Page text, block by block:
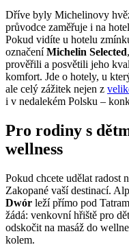
Dříve byly Michelinovy
průvodce zaměřuje i na
Pokud vidíte u hotelu
označení Michelin Selected
prověřili a posvětili jeho
komfort. Jde o hotely, u
ale celý zážitek nejen z
i v nedalekém Polsku –
Pro rodiny s
wellness
Pokud chcete udělat radost
Zakopané vaší destinací.
Dwór leží přímo pod
žádá: venkovní hřiště pro
odskočit na masáž do
kolem.